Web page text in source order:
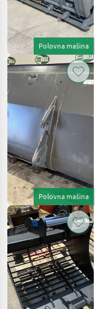
MARKETPLACE
Marketplace
Polovna mašina
Polovna mašina